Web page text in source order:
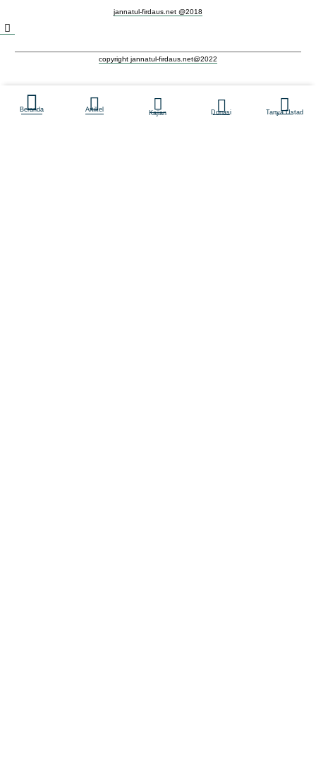
jannatul-firdaus.net @2018
copyright jannatul-firdaus.net@2022
Beranda Artikel Kajian Donasi Tanya Ustad